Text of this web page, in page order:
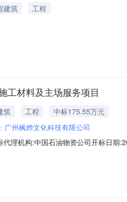
建筑
工程
工材料及主场服务项目
筑 工程
中标175.55万元
广州枫烨文化科技有限公司
代理机构:中国石油物资公司开标日